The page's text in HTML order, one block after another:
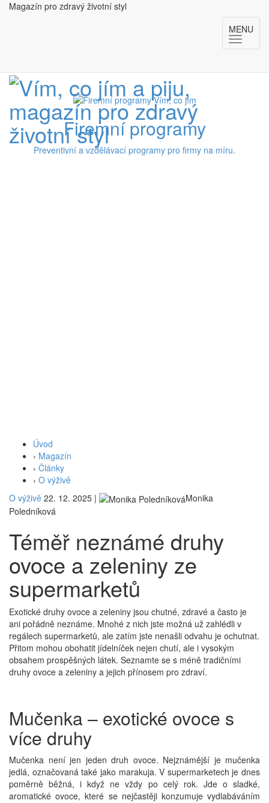
Magazín pro zdravý životní styl
MENU
Firemní programy
Preventivní a vzdělávací programy pro firmy na míru.
Úvod
› Magazín
› Články
› O výživě
O výživě 22. 12. 2025 |
Monika
Poledníková
Téměř neznámé druhy
ovoce a zeleniny ze
supermarketů
Exotické druhy ovoce a zeleniny jsou chutné, zdravé a často je
ani pořádně neznáme. Mnohé z nich jste možná už zahlédli v
regálech supermarketů, ale zatím jste nenašli odvahu je ochutnat.
Přitom mohou obohatit jídelníček nejen chutí, ale i vysokým
obsahem prospěšných látek. Seznamte se s méně tradičními
druhy ovoce a zeleniny a jejich přínosem pro zdraví.
Mučenka – exotické ovoce s
více druhy
Mučenka není jen jeden druh ovoce. Nejznámější je mučenka
jedlá, označovaná také jako marakuja. V supermarketech je dnes
poměrně běžná, i když ne vždy po celý rok. Jde o sladké,
aromatické ovoce, které se nejčastěji konzumuje vydlabáváním